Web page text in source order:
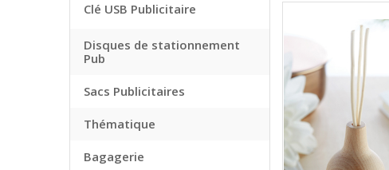
Clé USB Publicitaire
Disques de stationnement
Pub
Sacs Publicitaires
Thématique
Bagagerie